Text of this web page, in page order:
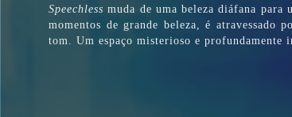
Speechless muda de uma beleza diáfana para
momentos de grande beleza, é atravessado
tom. Um espaço misterioso e profundamente